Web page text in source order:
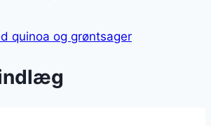
quinoa og grøntsager